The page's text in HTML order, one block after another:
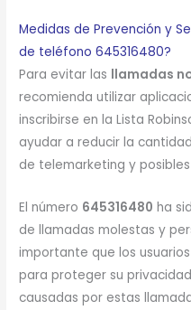
Medidas de Prevención y
de teléfono 645316480?
Para evitar las llamadas
recomienda utilizar
inscribirse en la Lista
ayudar a reducir la
de telemarketing y
El número 645316480 ha
de llamadas molestas y
importante que los
para proteger su
causadas por estas